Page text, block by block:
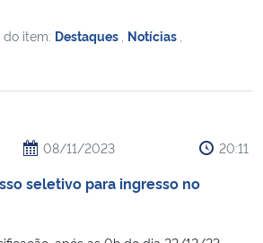
item: Destaques Notícias
08/11/2023 20:11
seletivo para ingresso no